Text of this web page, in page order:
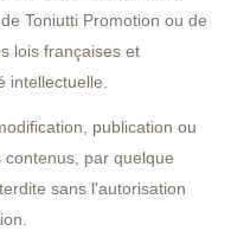
Toniutti Promotion ou de
lois françaises et
intellectuelle.
publication ou
par quelque
sans l'autorisation